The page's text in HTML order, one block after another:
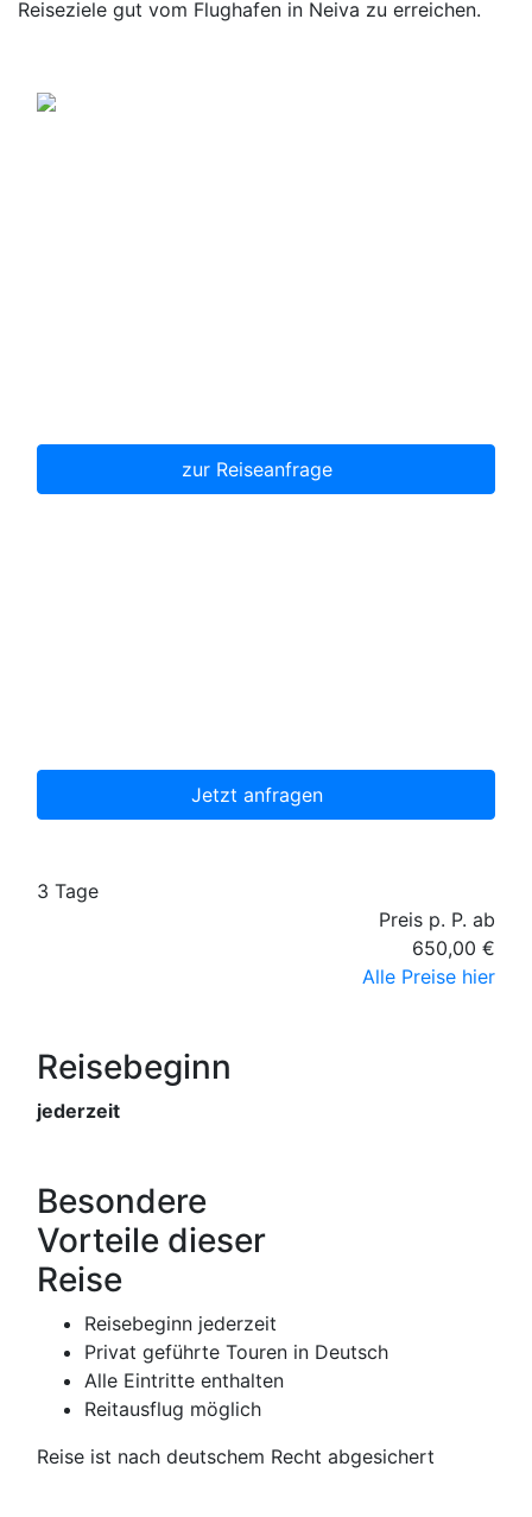
Reiseziele gut vom Flughafen in Neiva zu erreichen.
zur Reiseanfrage
Jetzt anfragen
3 Tage
Preis p. P. ab
650,00 €
Alle Preise hier
Reisebeginn
jederzeit
Besondere
Vorteile dieser
Reise
Reisebeginn jederzeit
Privat geführte Touren in Deutsch
Alle Eintritte enthalten
Reitausflug möglich
Reise ist nach deutschem Recht abgesichert